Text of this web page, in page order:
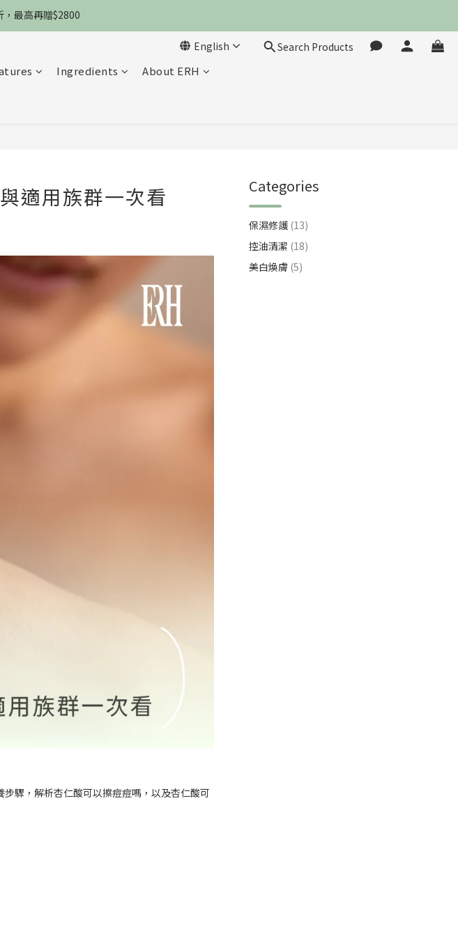
夜霜，錯過不再來
一件免運
English Search Products
Ingredients
About ERH
適用族群一次看
驟，解析杏仁酸可以擦痘痘嗎，以及杏仁酸可
Categories
保濕修護 (13)
控油清潔 (18)
美白煥膚 (5)